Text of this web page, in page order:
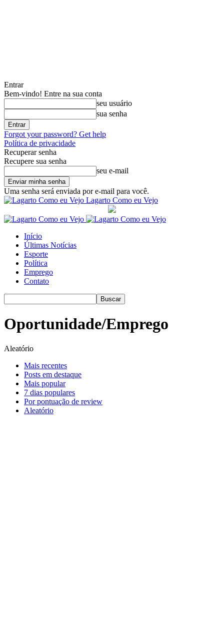
Entrar
Bem-vindo! Entre na sua conta
seu usuário
sua senha
Forgot your password? Get help
Política de privacidade
Recuperar senha
Recupere sua senha
seu e-mail
Uma senha será enviada por e-mail para você.
Lagarto Como eu Vejo
Início
Últimas Notícias
Esporte
Política
Emprego
Contato
Oportunidade/Emprego
Aleatório
Mais recentes
Posts em destaque
Mais popular
7 dias populares
Por pontuação de review
Aleatório